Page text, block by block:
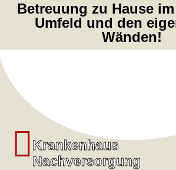
Betreuung zu Hause
Umfeld und den
Wänden!
Krankenhaus
Nachversorgung